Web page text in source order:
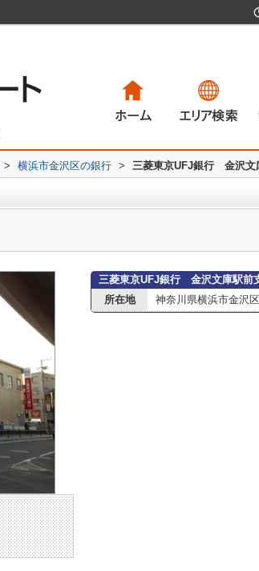
一戸建て
マンション
土地
賃貸物件
> 横浜市金沢区の銀行 > 三菱東京UFJ銀行 金沢文
三菱東京UFJ銀行 金沢文庫駅前
所在地
神奈川県横浜市金沢